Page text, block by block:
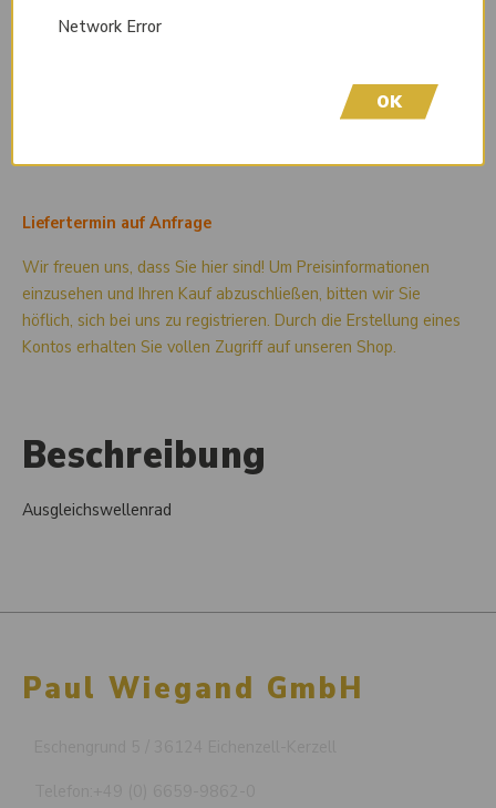
Liefertermin auf Anfrage
Wir freuen uns, dass Sie hier sind! Um Preisinformationen
einzusehen und Ihren Kauf abzuschließen, bitten wir Sie
höflich, sich bei uns zu registrieren. Durch die Erstellung eines
Kontos erhalten Sie vollen Zugriff auf unseren Shop.
Beschreibung
Ausgleichswellenrad
Paul Wiegand GmbH
Network Error
OK